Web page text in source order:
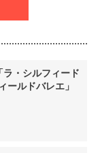
・シルフィード
ルドバレエ」